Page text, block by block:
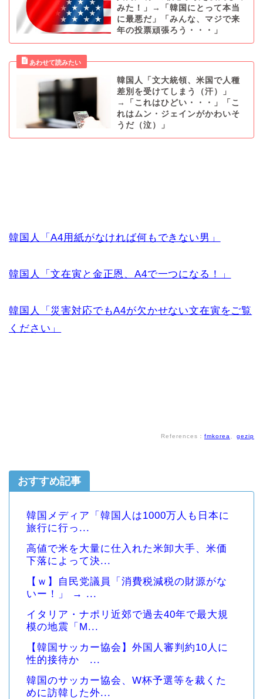
みた！」→「韓国にとって本当
に最悪だ」「みんな、マジで来
年の投票頑張ろう・・・」
韓国人「文大統領、米国で人種
差別を受けてしまう（汗）」
→「これはひどい・・・」「こ
れはムン・ジェインがかわいそ
うだ（泣）」
韓国人「A4用紙がなければ何もできない男」
韓国人「文在寅と金正恩、A4で一つになる！」
韓国人「災害対応でもA4が欠かせない文在寅をご覧
ください」
References： fmkorea、 gezip
おすすめ記事
韓国メディア「韓国人は1000万人も日本に
旅行に行っ...
高値で米を大量に仕入れた米卸大手、米価
下落によって決...
【ｗ】自民党議員「消費税減税の財源がな
いー！」 → ...
イタリア・ナポリ近郊で過去40年で最大規
模の地震「M...
【韓国サッカー協会】外国人審判約10人に
性的接待か ...
韓国のサッカー協会、W杯予選等を裁くた
めに訪韓した外...